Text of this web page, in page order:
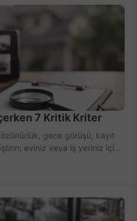
7 Kritik Kriter
gece görüşü, kayıt
eviniz veya iş yeriniz için